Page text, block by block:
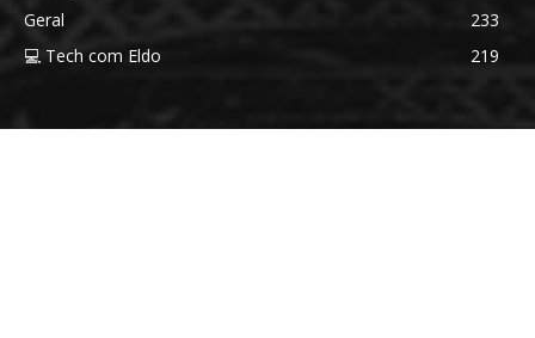
Geral
233
💻 Tech com Eldo
219